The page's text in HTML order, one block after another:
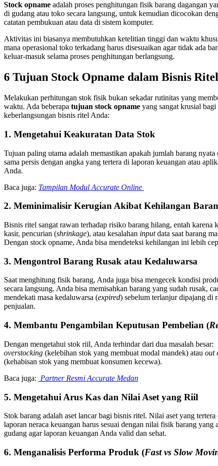
Stock opname adalah proses penghitungan fisik barang dagangan
di gudang atau toko secara langsung, untuk kemudian dicocokan
catatan pembukuan atau data di sistem komputer.
Aktivitas ini biasanya membutuhkan ketelitian tinggi dan waktu
mana operasional toko terkadang harus disesuaikan agar tidak ada
keluar-masuk selama proses penghitungan berlangsung.
6 Tujuan Stock Opname dalam Bisnis Ritel
Melakukan perhitungan stok fisik bukan sekadar rutinitas yang
waktu. Ada beberapa tujuan stock opname yang sangat krusial bagi
keberlangsungan bisnis ritel Anda:
1. Mengetahui Keakuratan Data Stok
Tujuan paling utama adalah memastikan apakah jumlah barang
sama persis dengan angka yang tertera di laporan keuangan atau
Anda.
Baca juga: Tampilan Modul Accurate Online
2. Meminimalisir Kerugian Akibat Kehilangan
Bisnis ritel sangat rawan terhadap risiko barang hilang, entah karena
kasir, pencurian (shrinkage), atau kesalahan inputdata saat barang
Dengan stock opname, Anda bisa mendeteksi kehilangan ini lebih
3. Mengontrol Barang Rusak atau Kedaluwarsa
Saat menghitung fisik barang, Anda juga bisa mengecek kondisi
secara langsung. Anda bisa memisahkan barang yang sudah rusak,
mendekati masa kedaluwarsa (expired) sebelum terlanjur dipajang di
penjualan.
4. Membantu Pengambilan Keputusan Pembelian (
Dengan mengetahui stok riil, Anda terhindar dari dua masalah besar:
overstocking (kelebihan stok yang membuat modal mandek) atau out
(kehabisan stok yang membuat konsumen kecewa).
Baca juga: Partner Resmi Accurate Medan
5. Mengetahui Arus Kas dan Nilai Aset yang Riil
Stok barang adalah aset lancar bagi bisnis ritel. Nilai aset yang tertera
laporan neraca keuangan harus sesuai dengan nilai fisik barang yang
gudang agar laporan keuangan Anda valid dan sehat.
6. Menganalisis Performa Produk (Fast vs Slow